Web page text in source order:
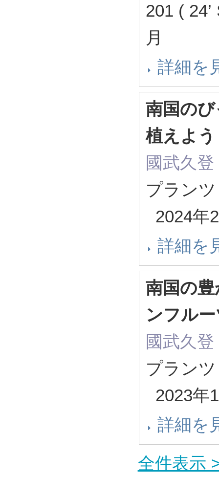
201 (
月
詳細を
南国の
植えよ
國武久
プラン
2024年
詳細を
南国の
ンフル
國武久
プラン
2023年
詳細を
全件表示